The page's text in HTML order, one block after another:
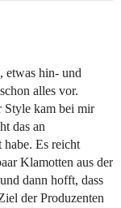
etwas hin- und
alles vor.
Style kam bei mir
das an
Es reicht
Klamotten aus der
dann hofft, dass
der Produzenten